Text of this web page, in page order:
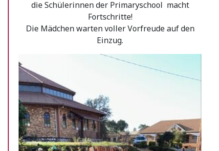
die Schülerinnen der Primaryschool macht
Fortschritte!
Die Mädchen warten voller Vorfreude auf den
Einzug.